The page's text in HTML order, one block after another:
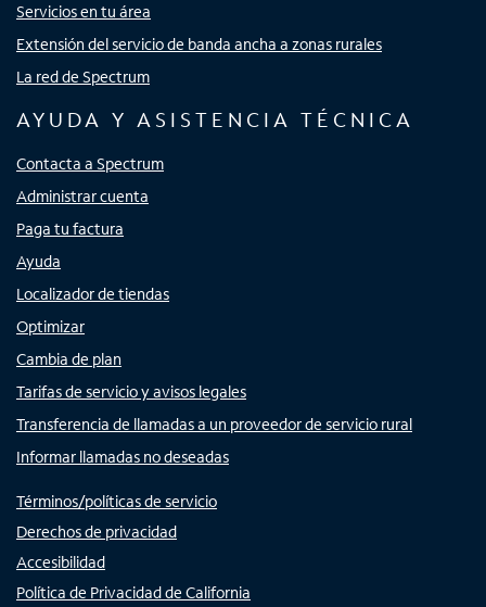
Servicios en tu área
Extensión del servicio de banda ancha a zonas rurales
La red de Spectrum
AYUDA Y ASISTENCIA TÉCNICA
Contacta a Spectrum
Administrar cuenta
Paga tu factura
Ayuda
Localizador de tiendas
Optimizar
Cambia de plan
Tarifas de servicio y avisos legales
Transferencia de llamadas a un proveedor de servicio rural
Informar llamadas no deseadas
Términos/políticas de servicio
Derechos de privacidad
Accesibilidad
Política de Privacidad de California